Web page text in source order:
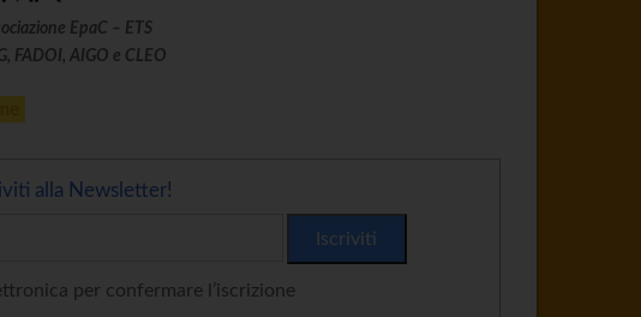
EpaC – ETS
FADOI, AIGO e CLEO
alla Newsletter!
per confermare l’iscrizione